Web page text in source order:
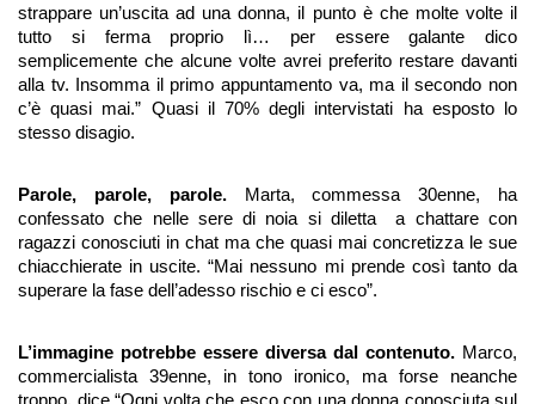
strappare un’uscita ad una donna, il punto è che molte volte il
tutto si ferma proprio lì… per essere galante dico
semplicemente che alcune volte avrei preferito restare davanti
alla tv. Insomma il primo appuntamento va, ma il secondo non
c’è quasi mai.” Quasi il 70% degli intervistati ha esposto lo
stesso disagio.
Parole, parole, parole.
Marta, commessa 30enne, ha
confessato che nelle sere di noia si diletta  a chattare con
ragazzi conosciuti in chat ma che quasi mai concretizza le sue
chiacchierate in uscite. “Mai nessuno mi prende così tanto da
superare la fase dell’adesso rischio e ci esco”.
L’immagine potrebbe essere diversa dal contenuto. Marco,
commercialista 39enne, in tono ironico, ma forse neanche